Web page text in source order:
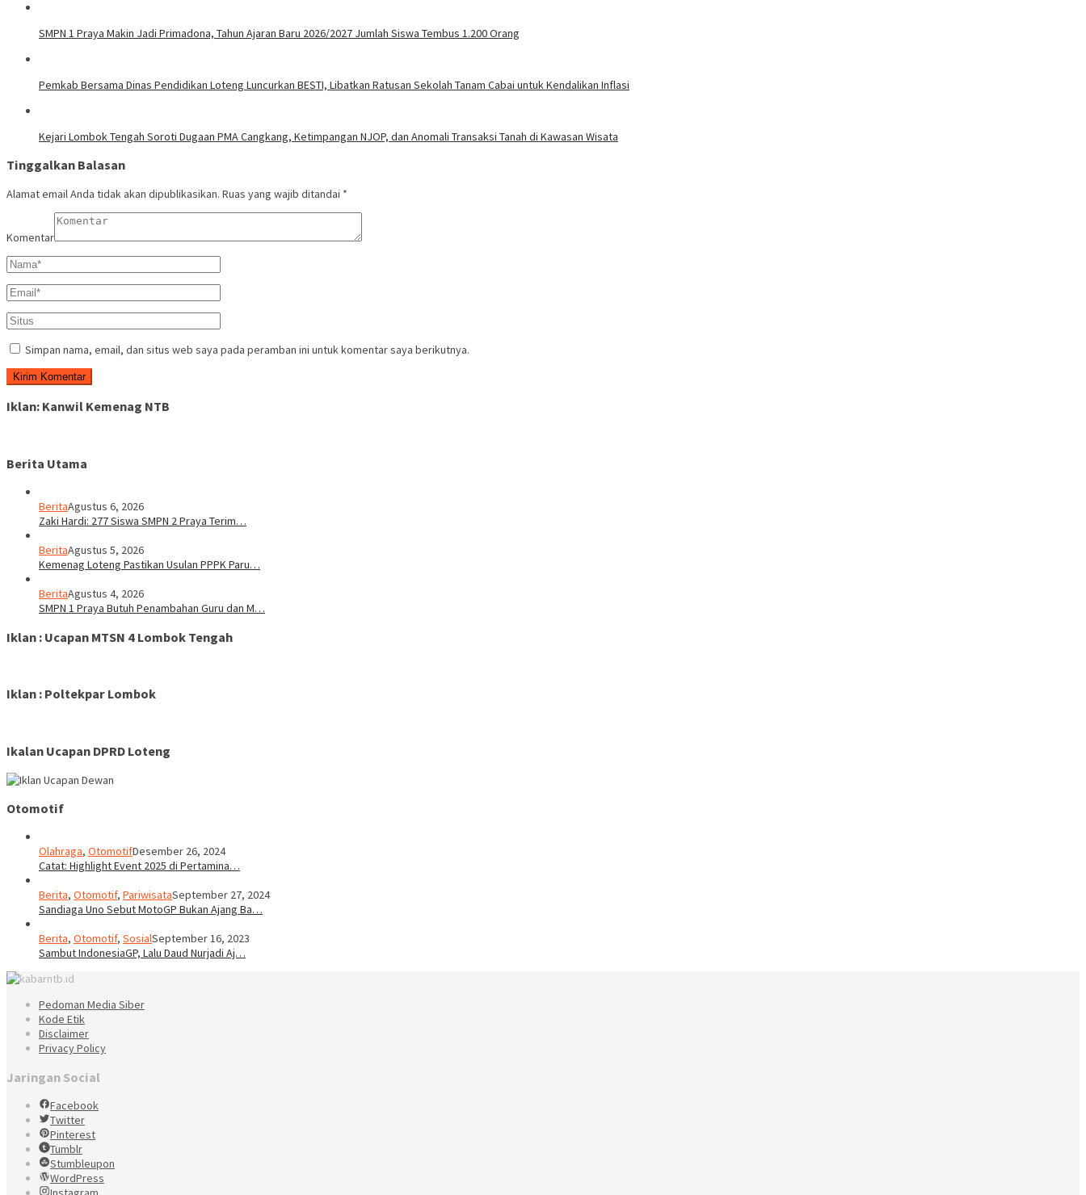
SMPN 1 Praya Makin Jadi Primadona, Tahun Ajaran Baru 2026/2027 Jumlah Siswa Tembus 1.200 Orang
Pemkab Bersama Dinas Pendidikan Loteng Luncurkan BESTI, Libatkan Ratusan Sekolah Tanam Cabai untuk Kendalikan Inflasi
Kejari Lombok Tengah Soroti Dugaan PMA Cangkang, Ketimpangan NJOP, dan Anomali Transaksi Tanah di Kawasan Wisata
Tinggalkan Balasan
Alamat email Anda tidak akan dipublikasikan. Ruas yang wajib ditandai *
Komentar
Simpan nama, email, dan situs web saya pada peramban ini untuk komentar saya berikutnya.
Iklan: Kanwil Kemenag NTB
Berita Utama
BeritaAgustus 6, 2026
Zaki Hardi: 277 Siswa SMPN 2 Praya Terim…
BeritaAgustus 5, 2026
Kemenag Loteng Pastikan Usulan PPPK Paru…
BeritaAgustus 4, 2026
SMPN 1 Praya Butuh Penambahan Guru dan M…
Iklan : Ucapan MTSN 4 Lombok Tengah
Iklan : Poltekpar Lombok
Ikalan Ucapan DPRD Loteng
Otomotif
Olahraga, OtomotifDesember 26, 2024
Catat: Highlight Event 2025 di Pertamina…
Berita, Otomotif, PariwisataSeptember 27, 2024
Sandiaga Uno Sebut MotoGP Bukan Ajang Ba…
Berita, Otomotif, SosialSeptember 16, 2023
Sambut IndonesiaGP, Lalu Daud Nurjadi Aj…
Pedoman Media Siber
Kode Etik
Disclaimer
Privacy Policy
Jaringan Social
Facebook
Twitter
Pinterest
Tumblr
Stumbleupon
WordPress